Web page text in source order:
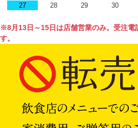
27
28 29 30
※8月13日～15日は店舗営業のみ。受注電
す。